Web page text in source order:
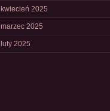
kwiecień 2025
marzec 2025
luty 2025